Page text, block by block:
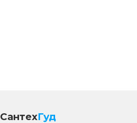
СантехГуд